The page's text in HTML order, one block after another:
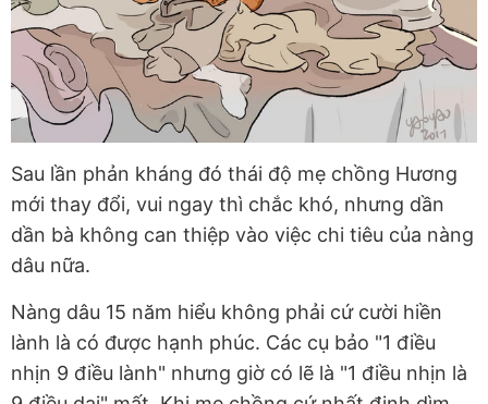
Sau lần phản kháng đó thái độ mẹ chồng Hương
mới thay đổi, vui ngay thì chắc khó, nhưng dần
dần bà không can thiệp vào việc chi tiêu của nàng
dâu nữa.
Nàng dâu 15 năm hiểu không phải cứ cười hiền
lành là có được hạnh phúc. Các cụ bảo "1 điều
nhịn 9 điều lành" nhưng giờ có lẽ là "1 điều nhịn là